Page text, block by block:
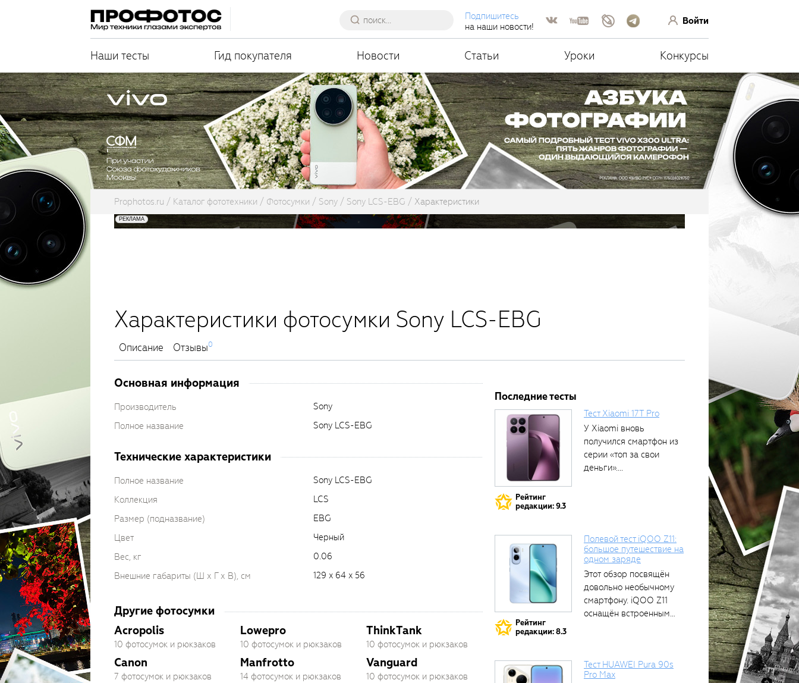
Подпишитесь
на наши новости!
Войти
Наши тесты Гид покупателя Новости Статьи Уроки Конкурсы
Prophotos.ru Каталог фототехники Фотосумки Sony Sony LCS-EBG Характеристики
Характеристики фотосумки Sony LCS-EBG
Описание Отзывы0
Основная информация
Производитель
Sony
Полное название
Sony LCS-EBG
Технические характеристики
Полное название
Sony LCS-EBG
Коллекция
LCS
Размер (подназвание)
EBG
Цвет
Черный
Вес, кг
0.06
Внешние габариты (Ш х Г х В), см
129 x 64 x 56
Другие фотосумки
Acropolis
10 фотосумок и рюкзаков
Canon
7 фотосумок и рюкзаков
Lowepro
10 фотосумок и рюкзаков
Manfrotto
14 фотосумок и рюкзаков
ThinkTank
10 фотосумок и рюкзаков
Vanguard
10 фотосумок и рюкзаков
Последние тесты
Рейтинг
редакции: 9.3
Тест Xiaomi 17T Pro
У Xiaomi вновь
получился смартфон из
серии «топ за свои
деньги»....
Рейтинг
редакции: 8.3
Полевой тест iQOO Z11:
большое путешествие на
одном заряде
Этот обзор посвящён
довольно необычному
смартфону. iQOO Z11
оснащён встроенным
Тест HUAWEI Pura 90s
Pro Max